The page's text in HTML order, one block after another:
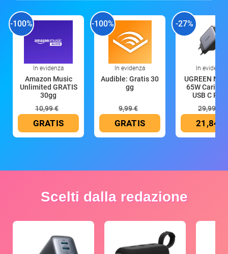
-100%
In evidenza
Amazon Music
Unlimited GRATIS
30gg
10,99 €
GRATIS
-100%
In evidenza
Audible: Gratis 30
gg
9,99 €
GRATIS
-27%
In evidenza
UGREEN
65W
USB C
29,99 €
21,84 €
Scelti dalla redazione